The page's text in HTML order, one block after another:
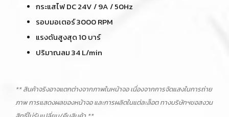
กระแสไฟ DC 24V / 9A / 50Hz
รอบมอเตอร์ 3000 RPM
แรงดันสูงสุด 10 บาร์
ปริมาณลม 34 L/min
** สินค้าจริงอาจแตกต่างจากภาพในหน้าจอ เนื่องจากการจัดแสงในการถ่าย
ภาพ การแสดงผลของหน้าจอ และการผลิตในแต่ละล็อต ทางบริษัทฯขอสงวน